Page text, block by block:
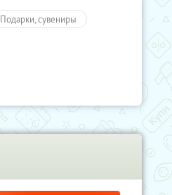
Подарки, сувениры